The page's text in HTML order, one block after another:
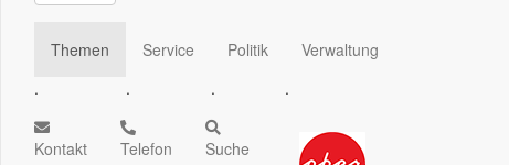
Themen
.
Service
.
Politik
.
Verwaltung
.
Kontakt
Telefon
Suche